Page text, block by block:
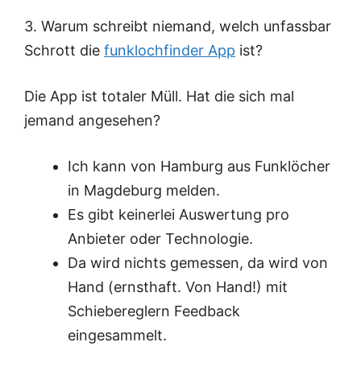
3. Warum schreibt niemand, welch unfassbar
Schrott die funklochfinder App ist?
Die App ist totaler Müll. Hat die sich mal
jemand angesehen?
Ich kann von Hamburg aus Funklöcher
in Magdeburg melden.
Es gibt keinerlei Auswertung pro
Anbieter oder Technologie.
Da wird nichts gemessen, da wird von
Hand (ernsthaft. Von Hand!) mit
Schiebereglern Feedback
eingesammelt.